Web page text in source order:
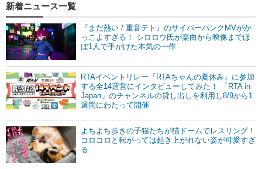
新着ニュース一覧
『まだ熱い / 重音テト』のサイバーパンクMVがか
っこよすぎる！ シロロウ氏が楽曲から映像までほ
ぼ1人で手がけた本気の一作
RTAイベントリレー『RTAちゃんの夏休み』に参加
する全14運営にインタビューしてみた！ 「RTA in
Japan」のチャンネルの貸し出しを利用し8/9から1
週間にわたって開催
よちよち歩きの子猫たちが猫ドームでレスリング！
コロコロと転がっては起き上がれない姿が可愛すぎ
る